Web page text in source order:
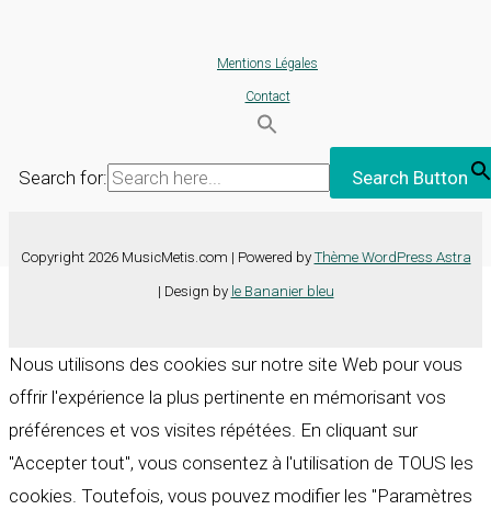
Mentions Légales
Contact
Search for: Search Button
Copyright 2026 MusicMetis.com | Powered by Thème WordPress Astra
| Design by le Bananier bleu
Nous utilisons des cookies sur notre site Web pour vous
offrir l'expérience la plus pertinente en mémorisant vos
préférences et vos visites répétées. En cliquant sur
"Accepter tout", vous consentez à l'utilisation de TOUS les
cookies. Toutefois, vous pouvez modifier les "Paramètres